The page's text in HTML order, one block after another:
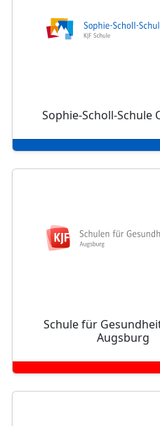
Sophie-Scholl-Schule
Schule für
Augsburg